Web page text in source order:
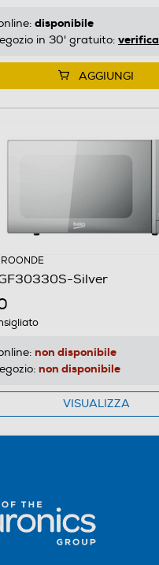
disponibile
in 30' gratuito: verifica
AGGIUNGI
Silver
non disponibile
non disponibile
VISUALIZZA